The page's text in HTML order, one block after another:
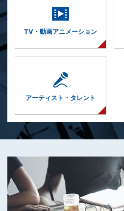
TV・動画アニメーション
アーティスト・ タレント